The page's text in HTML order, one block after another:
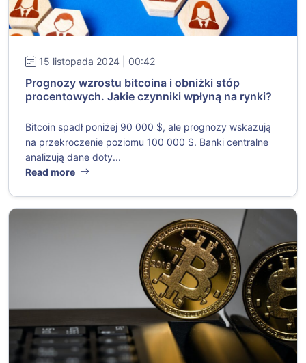
15 listopada 2024 | 00:42
Prognozy wzrostu bitcoina i obniżki stóp
procentowych. Jakie czynniki wpłyną na rynki?
Bitcoin spadł poniżej 90 000 $, ale prognozy wskazują
na przekroczenie poziomu 100 000 $. Banki centralne
analizują dane doty...
Read more